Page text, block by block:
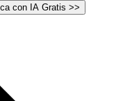
con IA Gratis >>